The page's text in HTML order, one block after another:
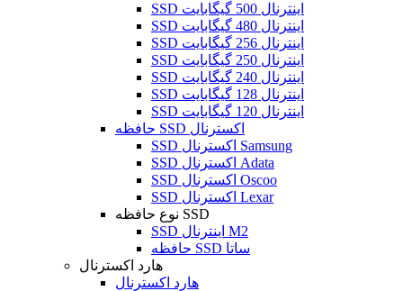
SSD اینترنال 500 گیگابایت
SSD اینترنال 480 گیگابایت
SSD اینترنال 256 گیگابایت
SSD اینترنال 250 گیگابایت
SSD اینترنال 240 گیگابایت
SSD اینترنال 128 گیگابایت
SSD اینترنال 120 گیگابایت
حافظه SSD اکسترنال
SSD اکسترنال Samsung
SSD اکسترنال Adata
SSD اکسترنال Oscoo
SSD اکسترنال Lexar
نوع حافظه SSD
SSD اینترنال M2
حافظه SSD ساتا
هارد اکسترنال
هارد اکسترنال